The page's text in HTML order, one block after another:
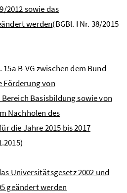
2012 sowie das
werden(BGBl. I Nr. 38/2015
B-VG zwischen dem Bund
Förderung von
Basisbildung sowie von
Nachholen des
die Jahre 2015 bis 2017
Universitätsgesetz 2002 und
geändert werden